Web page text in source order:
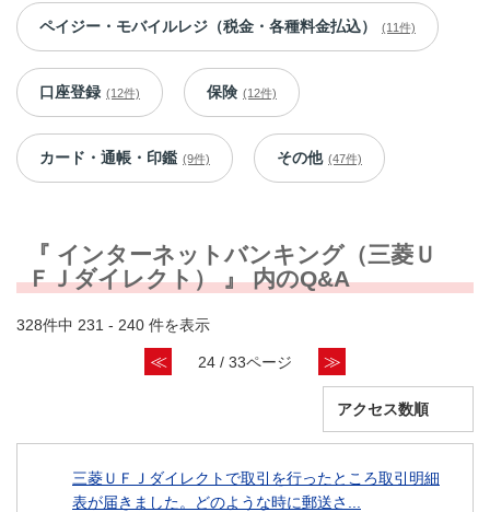
ペイジー・モバイルレジ（税金・各種料金払込） (11件)
口座登録 (12件) 保険 (12件)
カード・通帳・印鑑 (9件) その他 (47件)
『 インターネットバンキング（三菱Ｕ
ＦＪダイレクト） 』 内のQ&A
328件中 231 - 240 件を表示
≪ 24 / 33ページ ≫
三菱ＵＦＪダイレクトで取引を行ったところ取引明細
表が届きました。どのような時に郵送さ...